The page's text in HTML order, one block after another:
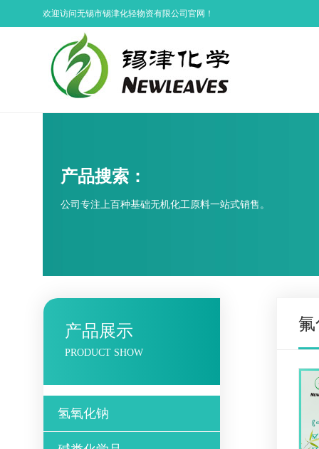
欢迎访问无锡市锡津化轻物资有限公司官网！
产品搜索：
公司专注上百种基础无机化工原料一站式销售。
产品展示
PRODUCT SHOW
氢氧化钠
氟